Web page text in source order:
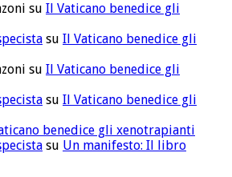
su Il Vaticano benedice gli
su Il Vaticano benedice gli
su Il Vaticano benedice gli
su Il Vaticano benedice gli
benedice gli xenotrapianti
su Un manifesto: Il libro